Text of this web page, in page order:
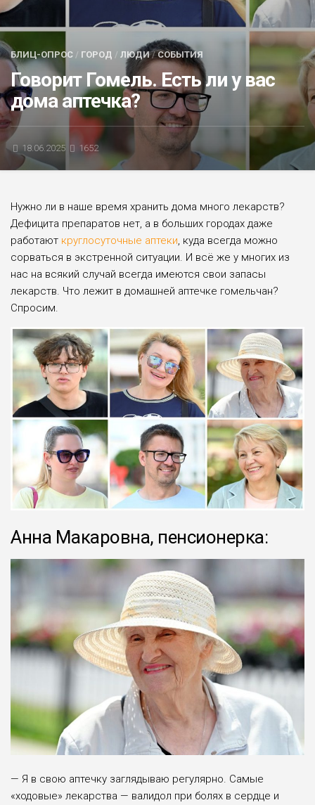
АФИША
БЛИЦ-ОПРОС / ГОРОД / ЛЮДИ/СОБЫТИЯ
Говорит Гомель. Есть ли у вас
дома аптечка?
18.06.2025 1652
Нужно ли в наше время хранить дома много лекарств?
Дефицита препаратов нет, а в боль­ших городах даже
работают круглосуточные аптеки, куда всегда можно
сорваться в экстренной ситуации. И всё же у многих из
нас на всякий случай всегда имеются свои запа­сы
лекарств. Что лежит в домашней аптечке гомельчан?
Спросим.
Анна Макаровна, пенсионерка:
— Я в свою аптечку заглядываю регулярно. Са­мые
«ходовые» лекарства — валидол при болях в сердце и